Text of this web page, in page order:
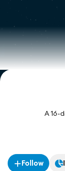
Print a
Flyover
Explore
A 16-
Follow